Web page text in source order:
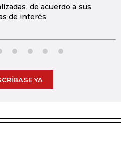
de acuerdo a sus
de interés
YA